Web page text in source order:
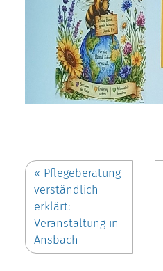
« Pflegeberatung
verständlich
erklärt:
Veranstaltung in
Ansbach